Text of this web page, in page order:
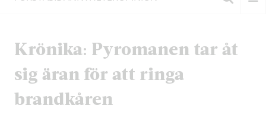
Krönika: Pyromanen tar åt
sig äran för att ringa
brandkåren